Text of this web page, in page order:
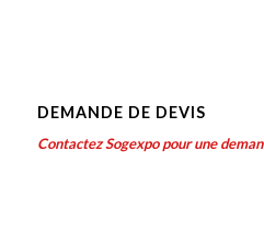
DEMANDE DE DEVIS
Contactez Sogexpo pour une